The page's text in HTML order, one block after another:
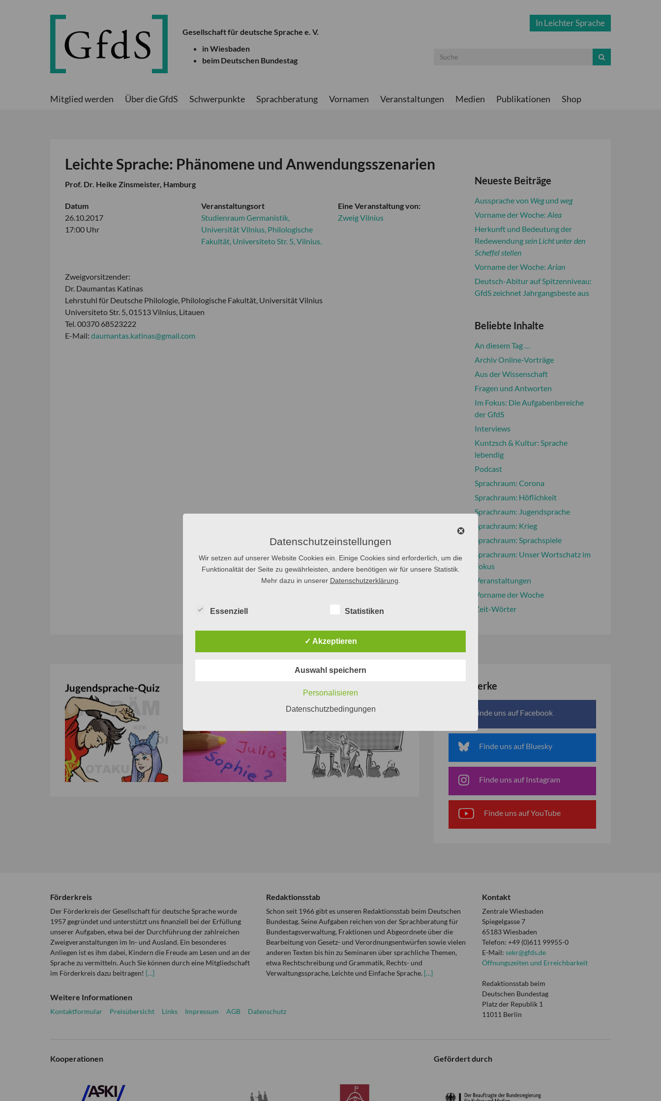
Gesellschaft für deutsche Sprache e. V.
in Wiesbaden
beim Deutschen Bundestag
In Leichter Sprache
Mitglied werden Über die GfdS Schwerpunkte Sprachberatung Vornamen Veranstaltungen Medien Publikationen Shop
Leichte Sprache: Phänomene und Anwendungsszenarien
Prof. Dr. Heike Zinsmeister, Hamburg
Datum
26.10.2017
17:00 Uhr
Veranstaltungsort
Studienraum Germanistik,
Universität Vilnius, Philologische
Fakultät, Universiteto Str. 5, Vilnius.
Eine Veranstaltung von:
Zweig Vilnius
Zweigvorsitzender:
Dr. Daumantas Katinas
Lehrstuhl für Deutsche Philologie, Philologische Fakultät, Universität Vilnius
Universiteto Str. 5, 01513 Vilnius, Litauen
Tel. 00370 68523222
E-Mail: daumantas.katinas@gmail.com
Neueste Beiträge
Aussprache von Wegund weg
Vorname der Woche: Alea
Herkunft und Bedeutung der
Redewendungsein Licht unter den
Scheffel stellen
Vorname der Woche: Arian
Deutsch-Abitur auf Spitzenniveau:
GfdS zeichnet Jahrgangsbeste aus
Beliebte Inhalte
An diesem Tag …
Archiv Online-Vorträge
Aus der Wissenschaft
Fragen und Antworten
Im Fokus: Die Aufgabenbereiche
der GfdS
Interviews
Kuntzsch & Kultur: Sprache
lebendig
Podcast
Sprachraum: Corona
Sprachraum: Höflichkeit
Sprachraum: Jugendsprache
Sprachraum: Krieg
Sprachraum: Sprachspiele
Sprachraum: Unser Wortschatz im
Fokus
Veranstaltungen
Vorname der Woche
Zeit-Wörter
Netzwerke
Finde uns auf Facebook
Finde uns auf Bluesky
Finde uns auf Instagram
Finde uns auf YouTube
Förderkreis
Der Förderkreis der Gesellschaft für deutsche Sprache wurde
1957 gegründet und unterstützt uns finanziell bei der Erfüllung
unserer Aufgaben, etwa bei der Durchführung der zahlreichen
Zweigveranstaltungen im In- und Ausland. Ein besonderes
Anliegen ist es ihm dabei, Kindern die Freude am Lesen und an der
Sprache zu vermitteln. Auch Sie können durch eine Mitgliedschaft
im Förderkreis dazu beitragen! […]
Redaktionsstab
Schon seit 1966 gibt es unseren Redaktionsstab beim Deutschen
Bundestag. Seine Aufgaben reichen von der Sprachberatung für
Bundestagsverwaltung, Fraktionen und Abgeordnete über die
Bearbeitung von Gesetz- und Verordnungsentwürfen sowie vielen
anderen Texten bis hin zu Seminaren über sprachliche Themen,
etwa Rechtschreibung und Grammatik, Rechts- und
Verwaltungssprache, Leichte und Einfache Sprache. […]
Weitere Informationen
Kontaktformular Preisübersicht Links Impressum AGB Datenschutz
Kontakt
Zentrale Wiesbaden
Spiegelgasse 7
65183 Wiesbaden
Telefon: +49 (0)611 99955-0
E-Mail: sekr@gfds.de
Öffnungszeiten und Erreichbarkeit
Redaktionsstab beim
Deutschen Bundestag
Platz der Republik 1
11011 Berlin
Kooperationen Gefördert durch
Datenschutzeinstellungen
Wir setzen auf unserer Website Cookies ein. Einige Cookies sind erforderlich, um die
Funktionalität der Seite zu gewährleisten, andere benötigen wir für unsere Statistik.
Mehr dazu in unserer Datenschutzerklärung
Essenziell Statistiken
✓ Akzeptieren
Auswahl speichern
Personalisieren
Datenschutzbedingungen